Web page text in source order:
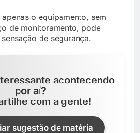
apenas o equipamento, sem
de monitoramento, pode
de segurança.
acontecendo
por aí?
com a gente!
sugestão de matéria